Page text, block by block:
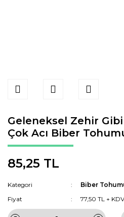
Geleneksel Zehir
Çok Acı Biber
85,25 TL
Kategori
Biber
Fiyat
77,50 TL +